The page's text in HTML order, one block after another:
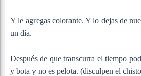
Y le agregas colorante. Y lo dejas de
un día.
Después de que transcurra el tiempo
y bota y no es pelota. (disculpen el